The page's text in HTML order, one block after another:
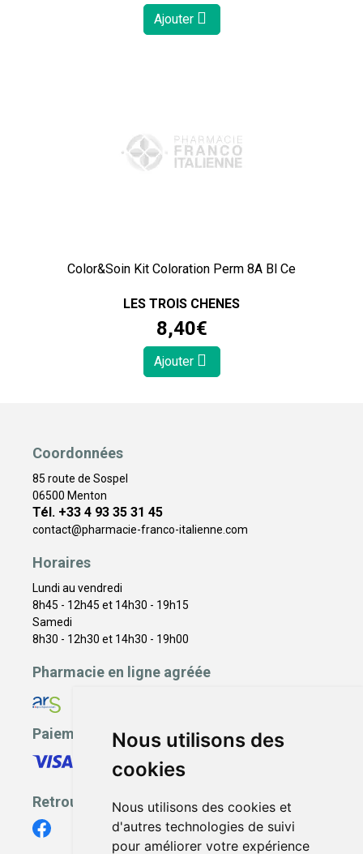
Nous utilisons des
cookies
Nous utilisons des cookies et
d'autres technologies de suivi
pour améliorer votre expérience
Ajouter
Color&Soin Kit Coloration Perm 8A Bl Ce
LES TROIS CHENES
8,40€
Ajouter
Coordonnées
85 route de Sospel
06500 Menton
Tél. +33 4 93 35 31 45
contact@pharmacie-franco-italienne.com
Horaires
Lundi au vendredi
8h45 - 12h45 et 14h30 - 19h15
Samedi
8h30 - 12h30 et 14h30 - 19h00
Pharmacie en ligne agréée
Paiement sécurisé
Retrouvez-nous